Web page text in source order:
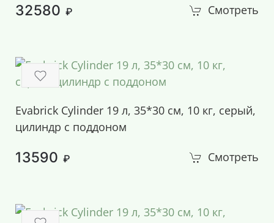
32580 ₽ Смотреть
Evabrick Cylinder 19 л, 35*30 см, 10 кг, серый,
цилиндр с поддоном
13590 ₽ Смотреть